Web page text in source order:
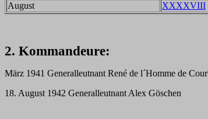
August
XXXXVIII
2. Kommandeure:
März 1941 Generalleutnant René de l´Homme de
18. August 1942 Generalleutnant Alex Göschen